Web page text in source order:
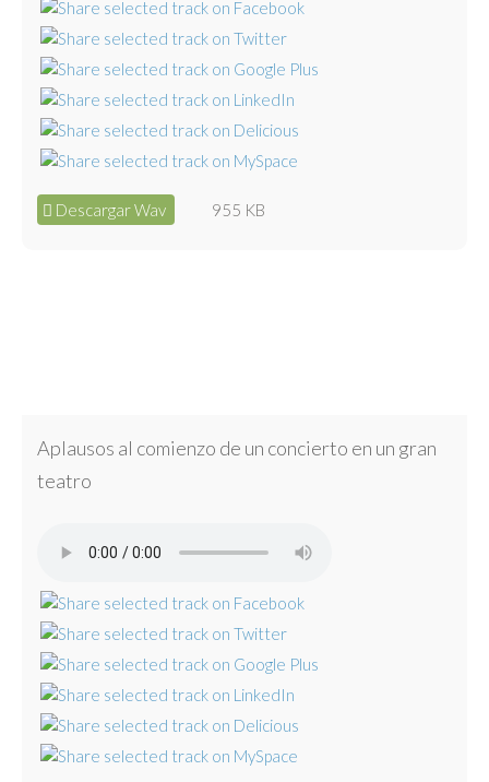
Descargar Wav 955 KB
Aplausos al comienzo de un concierto en un gran
teatro